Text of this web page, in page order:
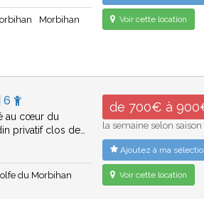
Morbihan
Voir cette location
6
au cœur du
privatif clos de…
du Morbihan
de 700€ à
la semaine selon saison
Ajoutez à ma
Voir cette location